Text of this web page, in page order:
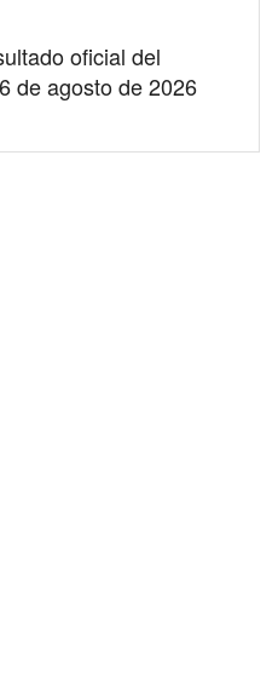
oficial del
de agosto de 2026